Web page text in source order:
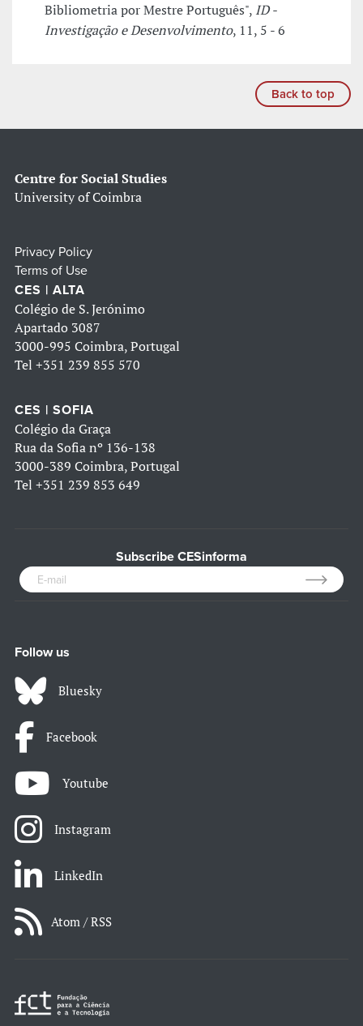
Bibliometria por Mestre Português", ID -
Investigação e Desenvolvimento, 11, 5 - 6
Back to top
Centre for Social Studies
University of Coimbra
Privacy Policy
Terms of Use
CES | ALTA
Colégio de S. Jerónimo
Apartado 3087
3000-995 Coimbra, Portugal
Tel +351 239 855 570
CES | SOFIA
Colégio da Graça
Rua da Sofia nº 136-138
3000-389 Coimbra, Portugal
Tel +351 239 853 649
Subscribe CESinforma
Follow us
Bluesky
Facebook
Youtube
Instagram
LinkedIn
Atom / RSS